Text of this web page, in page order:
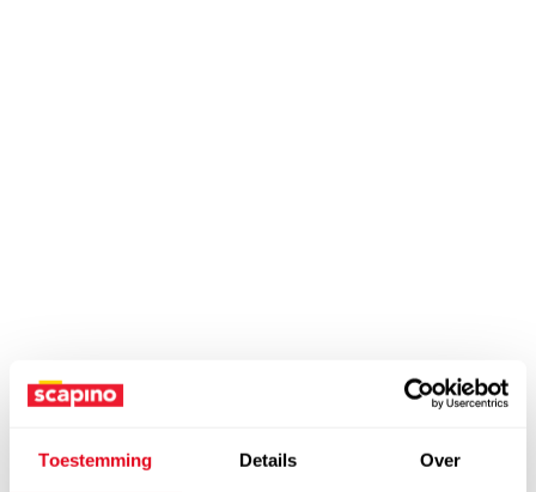
Toestemming Details Over